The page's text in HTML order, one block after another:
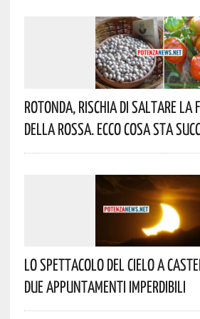
Rotonda, Rischia Di Saltare La
Della Rossa. Ecco Cosa Sta
Lo Spettacolo Del Cielo A
Due Appuntamenti Imperdibili